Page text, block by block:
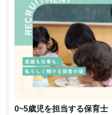
0~5歳児を担当する保育士